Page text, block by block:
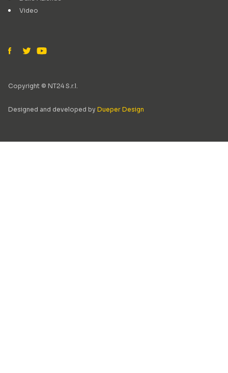
Video
Copyright © NT24 S.r.l.
Designed and developed by Dueper Design